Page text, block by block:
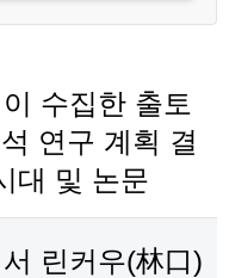
수집한 출토
연구 계획 결
대 및 논문
린커우(林口)